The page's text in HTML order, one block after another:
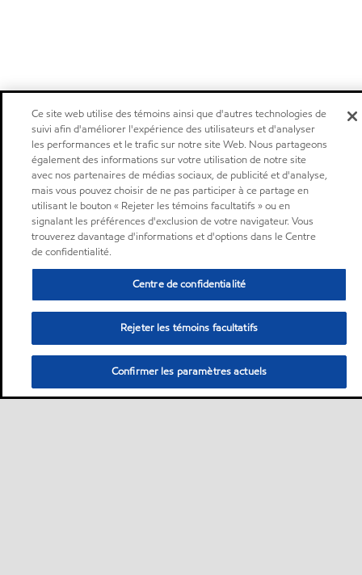
Ce site web utilise des témoins ainsi que d'autres technologies de
suivi afin d'améliorer l'expérience des utilisateurs et d'analyser
les performances et le trafic sur notre site Web. Nous partageons
également des informations sur votre utilisation de notre site
avec nos partenaires de médias sociaux, de publicité et d'analyse,
mais vous pouvez choisir de ne pas participer à ce partage en
utilisant le bouton « Rejeter les témoins facultatifs » ou en
signalant les préférences d'exclusion de votre navigateur. Vous
trouverez davantage d'informations et d'options dans le Centre
de confidentialité.
Centre de confidentialité
Rejeter les témoins facultatifs
Confirmer les paramètres actuels